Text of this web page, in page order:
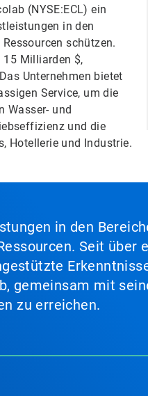
(NYSE:ECL) ein
in den
schützen.
Milliarden $,
Unternehmen bietet
Service, um die
Wasser- und
und die
Hotellerie und Industrie.
in den
Seit über
mit
zu erreichen.